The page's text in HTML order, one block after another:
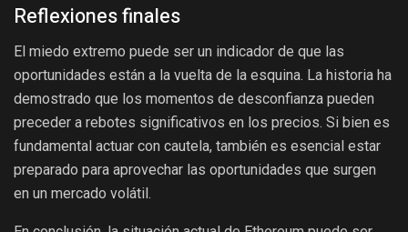
Reflexiones finales
El miedo extremo puede ser un indicador de que las
oportunidades están a la vuelta de la esquina. La historia ha
demostrado que los momentos de desconfianza pueden
preceder a rebotes significativos en los precios. Si bien es
fundamental actuar con cautela, también es esencial estar
preparado para aprovechar las oportunidades que surgen
en un mercado volátil.